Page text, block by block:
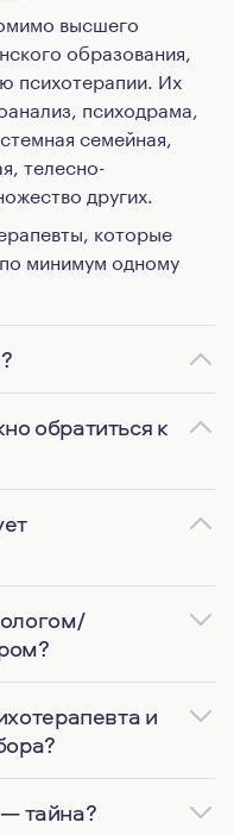
высшего
образования,
психотерапии. Их
психодрама,
семейная,
телесно-
других.
которые
минимум одному
обратиться к
и
тайна?